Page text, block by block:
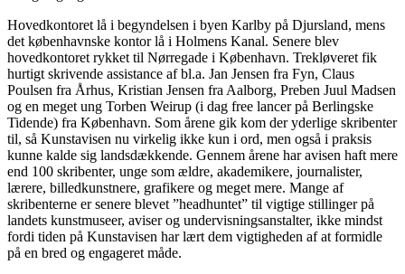
Hovedkontoret lå i begyndelsen i byen Karlby på Djursland, mens
det københavnske kontor lå i Holmens Kanal. Senere blev
hovedkontoret rykket til Nørregade i København. Trekløveret fik
hurtigt skrivende assistance af bl.a. Jan Jensen fra Fyn, Claus
Poulsen fra Århus, Kristian Jensen fra Aalborg, Preben Juul Madsen
og en meget ung Torben Weirup (i dag free lancer på Berlingske
Tidende) fra København. Som årene gik kom der yderlige skribenter
til, så Kunstavisen nu virkelig ikke kun i ord, men også i praksis
kunne kalde sig landsdækkende. Gennem årene har avisen haft mere
end 100 skribenter, unge som ældre, akademikere, journalister,
lærere, billedkunstnere, grafikere og meget mere. Mange af
skribenterne er senere blevet ”headhuntet” til vigtige stillinger på
landets kunstmuseer, aviser og undervisningsanstalter, ikke mindst
fordi tiden på Kunstavisen har lært dem vigtigheden af at formidle
på en bred og engageret måde.